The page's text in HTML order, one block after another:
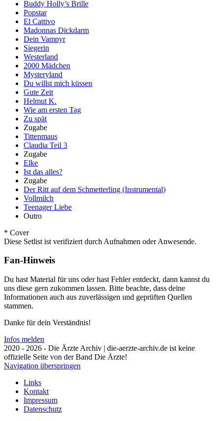
Buddy Holly’s Brille
Popstar
El Cattivo
Madonnas Dickdarm
Dein Vampyr
Siegerin
Westerland
2000 Mädchen
Mysteryland
Du willst mich küssen
Gute Zeit
Helmut K.
Wie am ersten Tag
Zu spät
Zugabe
Tittenmaus
Claudia Teil 3
Zugabe
Elke
Ist das alles?
Zugabe
Der Ritt auf dem Schmetterling (Instrumental)
Vollmilch
Teenager Liebe
Outro
* Cover
Diese Setlist ist verifiziert durch Aufnahmen oder Anwesende.
Fan-Hinweis
Du hast Material für uns oder hast Fehler entdeckt, dann kannst du
uns diese gern zukommen lassen. Bitte beachte, dass deine
Informationen auch aus zuverlässigen und geprüften Quellen
stammen.
Danke für dein Verständnis!
Infos melden
2020 - 2026 - Die Ärzte Archiv | die-aerzte-archiv.de ist keine
offizielle Seite von der Band Die Ärzte!
Navigation überspringen
Links
Kontakt
Impressum
Datenschutz